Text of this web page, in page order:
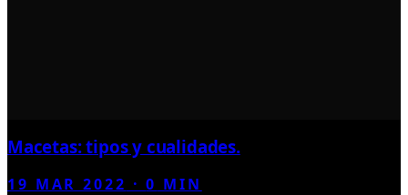
Macetas: tipos y cualidades.
19 MAR 2022 ·0 MIN